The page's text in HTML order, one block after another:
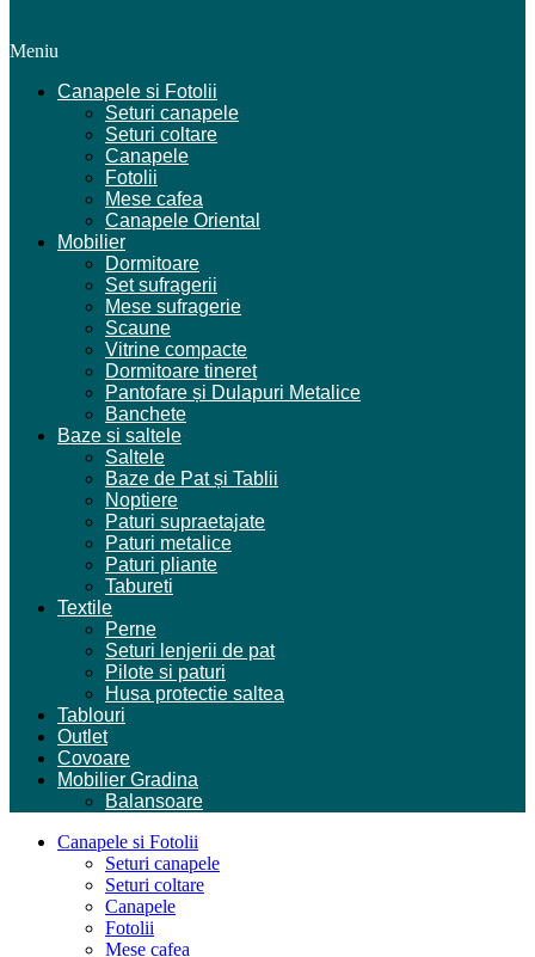
Meniu
Canapele si Fotolii
Seturi canapele
Seturi coltare
Canapele
Fotolii
Mese cafea
Canapele Oriental
Mobilier
Dormitoare
Set sufragerii
Mese sufragerie
Scaune
Vitrine compacte
Dormitoare tineret
Pantofare și Dulapuri Metalice
Banchete
Baze si saltele
Saltele
Baze de Pat și Tablii
Noptiere
Paturi supraetajate
Paturi metalice
Paturi pliante
Tabureti
Textile
Perne
Seturi lenjerii de pat
Pilote si paturi
Husa protectie saltea
Tablouri
Outlet
Covoare
Mobilier Gradina
Balansoare
Canapele si Fotolii
Seturi canapele
Seturi coltare
Canapele
Fotolii
Mese cafea